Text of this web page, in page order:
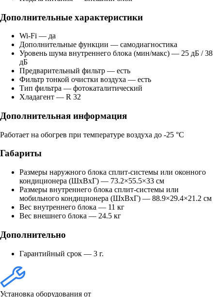
Дополнительные характеристики
Wi-Fi — да
Дополнительные функции — самодиагностика
Уровень шума внутреннего блока (мин/макс) — 25 дБ / 38
дБ
Предварительный фильтр — есть
Фильтр тонкой очистки воздуха — есть
Тип фильтра — фотокаталитический
Хладагент — R 32
Дополнительная информация
Работает на обогрев при температуре воздуха до -25 °С
Габариты
Размеры наружного блока сплит-системы или оконного
кондиционера (ШxВxГ) — 73.2×55.5×33 см
Размеры внутреннего блока сплит-системы или
мобильного кондиционера (ШxВxГ) — 88.9×29.4×21.2 см
Вес внутреннего блока — 11 кг
Вес внешнего блока — 24.5 кг
Дополнительно
Гарантийный срок — 3 г.
Установка оборудования от